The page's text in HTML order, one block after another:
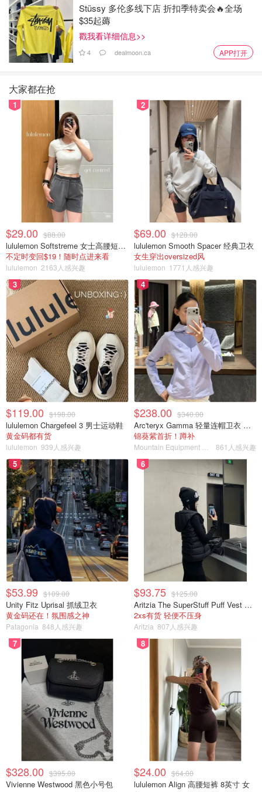
图片来自于@Twitch ，版权属于原作者
希望这场闹剧别伤到四个孩子，父母的恩怨别让孩子买单
💔。
「该长文章来自@琳娜贝尔-北美省钱快报，版权归原作者
所有」
金•卡戴珊官宣离婚
EnigmaJane 2057 4
侃爷要来中国， 他在Ins用中文发帖，
炸出一大波中国粉丝！爆笑神评论每
个都太有梗了！
是不是有鸡腿吃
Stüssy 多伦多线下店 折扣季特卖会🔥全场
$35起薅
戳我看详细信息>>
4 dealmoon.ca APP打开
大家都在抢
1
$29.00 $88.00
lululemon Softstreme 女士高腰短裤 10cm
不定时变回$19！随时点进来看
lululemon 2163人感兴趣
2
$69.00 $128.00
lululemon Smooth Spacer 经典卫衣
女生穿出oversized风
lululemon 1771人感兴趣
3
$119.00 $198.00
lululemon Chargefeel 3 男士运动鞋
黄金码都有货
lululemon 939人感兴趣
4
$238.00 $340.00
Arc'teryx Gamma 轻量连帽卫衣 女款
锦葵紫首折！蹲补
861人感兴趣
5
$53.99 $109.00
Unity Fitz Uprisal 抓绒卫衣
黄金码还在！氛围感之神
Patagonia 848人感兴趣
6
$93.75 $125.00
Aritzia The SuperStuff Puff Vest 轻盈亮面马甲
2xs有货 轻便不压身
Aritzia 807人感兴趣
7
$328.00 $395.00
Vivienne Westwood 黑色小号包
8
$24.00 $64.00
lululemon Align 高腰短裤 8英寸 女